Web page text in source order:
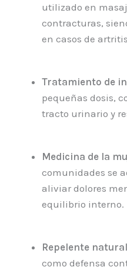
utilizado en
contracturas,
en casos de
Tratamiento de
pequeñas dosis,
tracto urinario y
Medicina de la
comunidades se
aliviar dolores
equilibrio interno.
Repelente natural
como defensa